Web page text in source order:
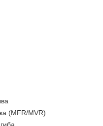
(MFR/MVR)